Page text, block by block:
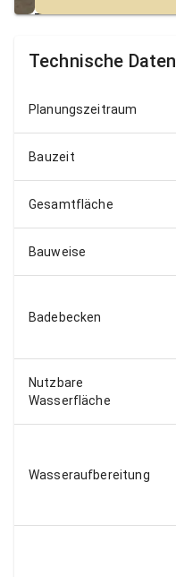
Technische Daten
Planungszeitraum
Bauzeit
Gesamtfläche
Bauweise
Badebecken
Nutzbare
Wasserfläche
Wasseraufbereitung